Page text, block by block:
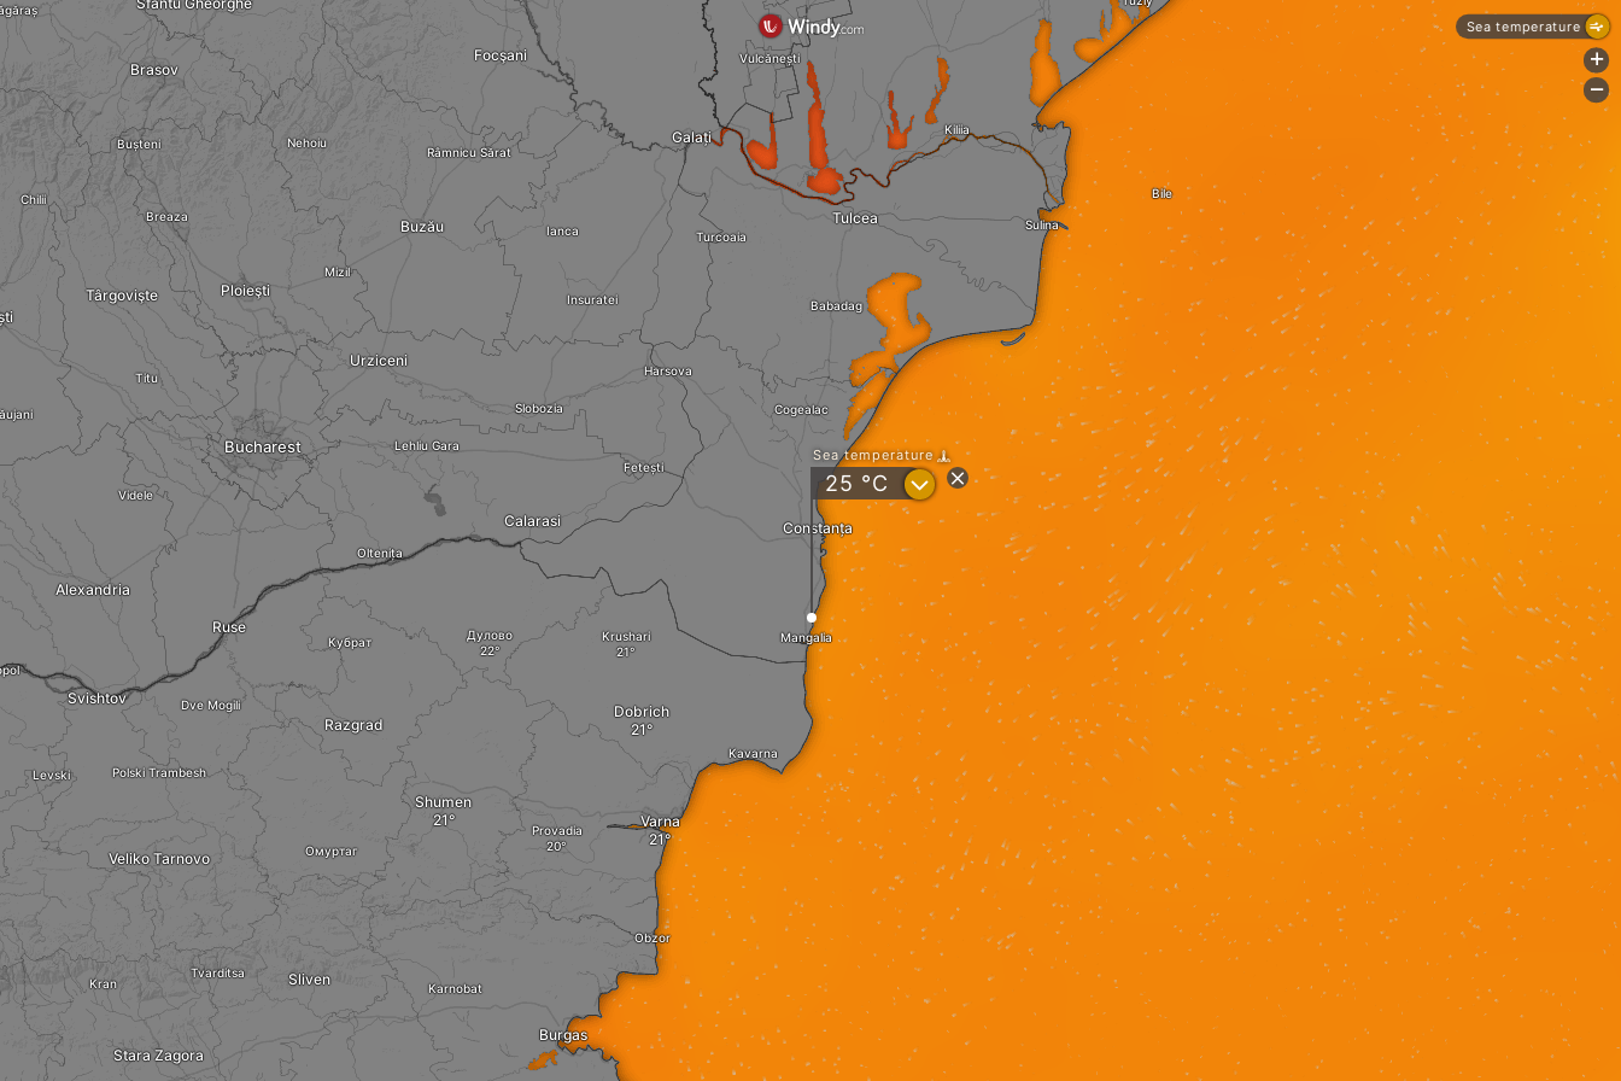
Shumen
Дулово
Varna
Provadia
Dobrich
Krushari
Kavarna
Mangalia
Lehliu Gara
Calarasi
Insuratei
Slobozia
Fetești
Harsova
Babadag
Constanța
Cogealac
Karnobat
Obzor
Burgas
Alexandria
Dve Mogili
Veliko Tarnovo
Polski Trambesh
Svishtov
Ruse
Омуртаг
Кубрат
Razgrad
Târgovişte
Titu
Videle
Bucharest
Ploieşti
Mizil
Oltenița
Urziceni
Tvarditsa
Kran
Stara Zagora
Sliven
Ianca
Focşani
Galați
Buzău
Râmnicu Sărat
Turcoaia
Vulcănești
Tulcea
Kiliia
Breaza
Brasov
Bușteni Nehoiu
Sulina
Bile
Levski
Chilii
Sea temperature
25 °C ?
Sea temperature
+
-